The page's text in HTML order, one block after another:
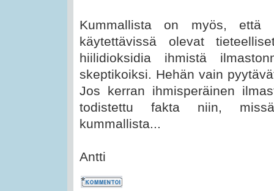
Kummallista on myös, että
käytettävissä olevat
hiilidioksidia ihmistä
skeptikoiksi. Hehän vain
Jos kerran ihmisperäinen
todistettu fakta niin,
kummallista...
Antti
Kommentoi